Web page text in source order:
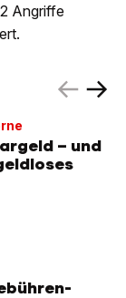
Angriffe
– und